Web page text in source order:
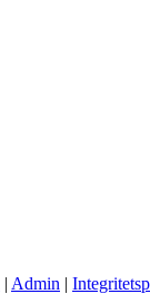
| Admin |